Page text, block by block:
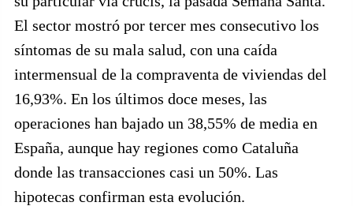
El sector mostró por tercer mes consecutivo los
síntomas de su mala salud, con una caída
intermensual de la compraventa de viviendas del
16,93%. En los últimos doce meses, las
operaciones han bajado un 38,55% de media en
España, aunque hay regiones como Cataluña
donde las transacciones casi un 50%. Las
hipotecas confirman esta evolución.